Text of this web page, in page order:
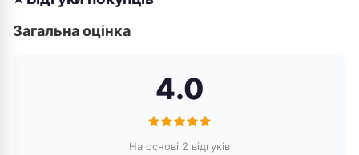
Загальна оцінка
4.0
На основі 2 відгуків